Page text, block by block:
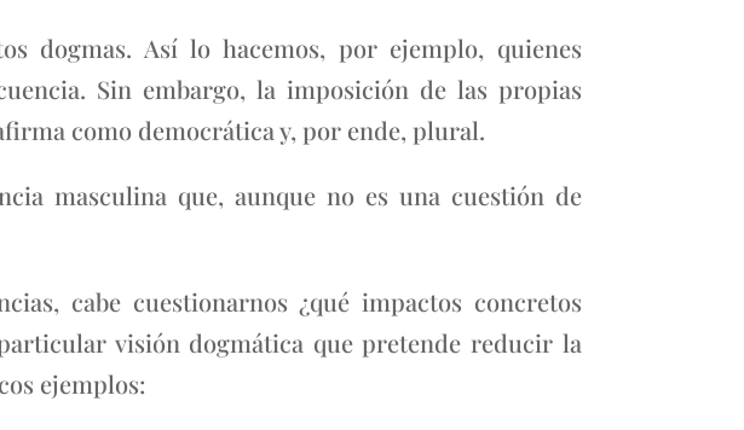
dogmas. Así lo hacemos, por ejemplo, quienes
Sin embargo, la imposición de las propias
como democrática y, por ende, plural.
masculina que, aunque no es una cuestión de
cabe cuestionarnos ¿qué impactos concretos
visión dogmática que pretende reducir la
ejemplos: